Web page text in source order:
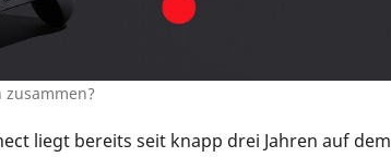
zusammen?
liegt bereits seit knapp drei Jahren auf dem